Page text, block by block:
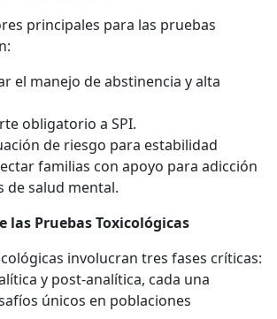
principales para las pruebas
el manejo de abstinencia y alta
obligatorio a SPI.
de riesgo para estabilidad
familias con apoyo para adicción
de salud mental.
las Pruebas Toxicológicas
involucran tres fases críticas:
y post-analítica, cada una
únicos en poblaciones